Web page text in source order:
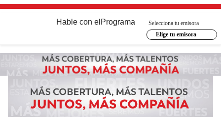
Hable con el Programa
Selecciona tu emisora
Elige tu emisora